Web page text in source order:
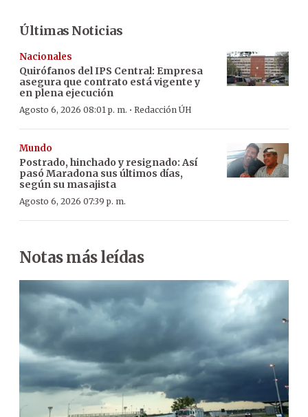
Últimas Noticias
Nacionales
Quirófanos del IPS Central: Empresa
asegura que contrato está vigente y
en plena ejecución
Agosto 6, 2026 08:01 p. m. · Redacción ÚH
Mundo
Postrado, hinchado y resignado: Así
pasó Maradona sus últimos días,
según su masajista
Agosto 6, 2026 07:39 p. m.
Notas más leídas